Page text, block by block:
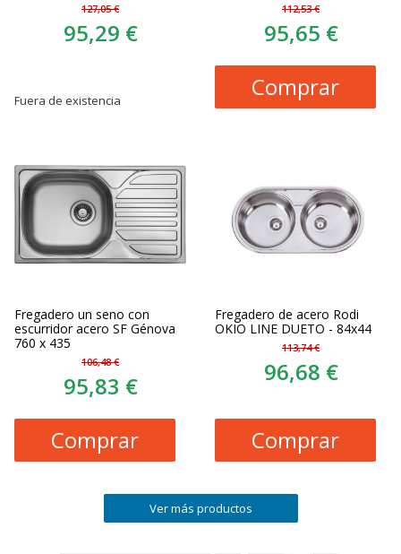
127,05 €
95,29 €
Fuera de existencia
112,53 €
95,65 €
Comprar
Fregadero un seno con
escurridor acero SF Génova
760 x 435
106,48 €
95,83 €
Comprar
Fregadero de acero Rodi
OKIO LINE DUETO - 84x44
113,74 €
96,68 €
Comprar
Ver más productos